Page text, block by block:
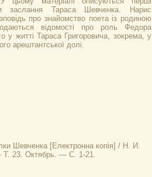
заслання Тараса Шевченка. Нарис
про знайомство поета із родиною
відомості про роль Федора
у житті Тараса Григоровича, зокрема, у
арештантської долі.
Шевченка [Електронна копія] / Н. И.
Т. 23. Октябрь. — С. 1-21.